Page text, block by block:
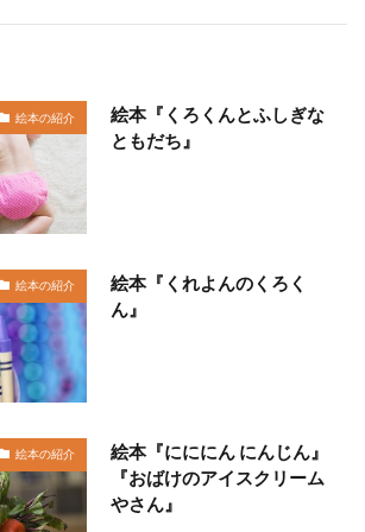
絵本の紹介
絵本『くろくんとふしぎな
ともだち』
絵本の紹介
絵本『くれよんのくろく
ん』
絵本の紹介
絵本『にににん にんじん』
『おばけのアイスクリーム
やさん』